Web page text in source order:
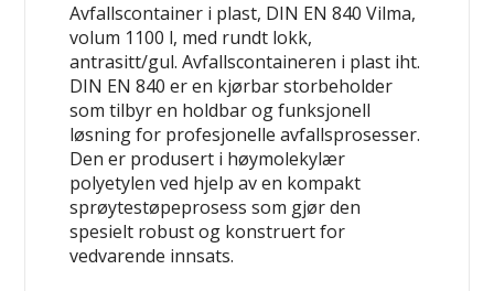
Avfallscontainer i plast, DIN EN 840 Vilma,
volum 1100 l, med rundt lokk,
antrasitt/gul. Avfallscontaineren i plast iht.
DIN EN 840 er en kjørbar storbeholder
som tilbyr en holdbar og funksjonell
løsning for profesjonelle avfallsprosesser.
Den er produsert i høymolekylær
polyetylen ved hjelp av en kompakt
sprøytestøpeprosess som gjør den
spesielt robust og konstruert for
vedvarende innsats.